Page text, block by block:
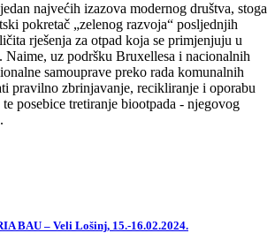
najvećih izazova modernog društva, stoga
pokretač „zelenog razvoja“ posljednjih
rješenja za otpad koja se primjenjuju u
Naime, uz podršku Bruxellesa i nacionalnih
samouprave preko rada komunalnih
pravilno zbrinjavanje, recikliranje i oporabu
posebice tretiranje biootpada - njegovog
BAU – Veli Lošinj, 15.-16.02.2024.